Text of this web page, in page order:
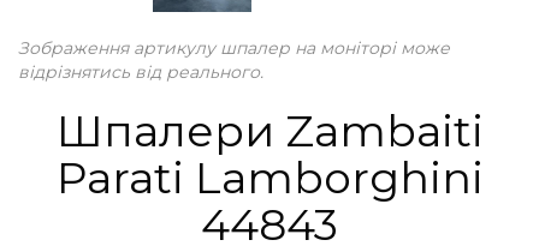
Зображення артикулу шпалер на моніторі може
відрізнятись від реального.
Шпалери Zambaiti
Parati Lamborghini
44843